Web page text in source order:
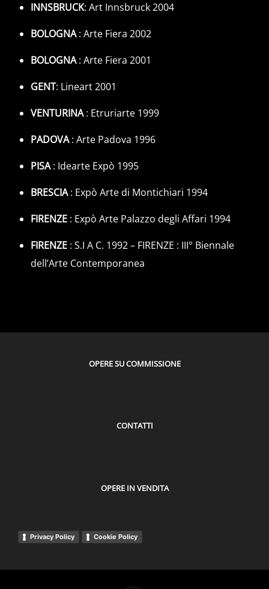
INNSBRUCK: Art Innsbruck 2004
BOLOGNA: Arte Fiera 2002
BOLOGNA: Arte Fiera 2001
GENT: Lineart 2001
VENTURINA: Etruriarte 1999
PADOVA: Arte Padova 1996
PISA: Idearte Expò 1995
BRESCIA: Expò Arte di Montichiari 1994
FIRENZE : Expò Arte Palazzo degli Affari 1994
FIRENZE : S.I A C. 1992 – FIRENZE : III° Biennale
dell’Arte Contemporanea
OPERE SU COMMISSIONE
CONTATTI
OPERE IN VENDITA
Privacy Policy Cookie Policy